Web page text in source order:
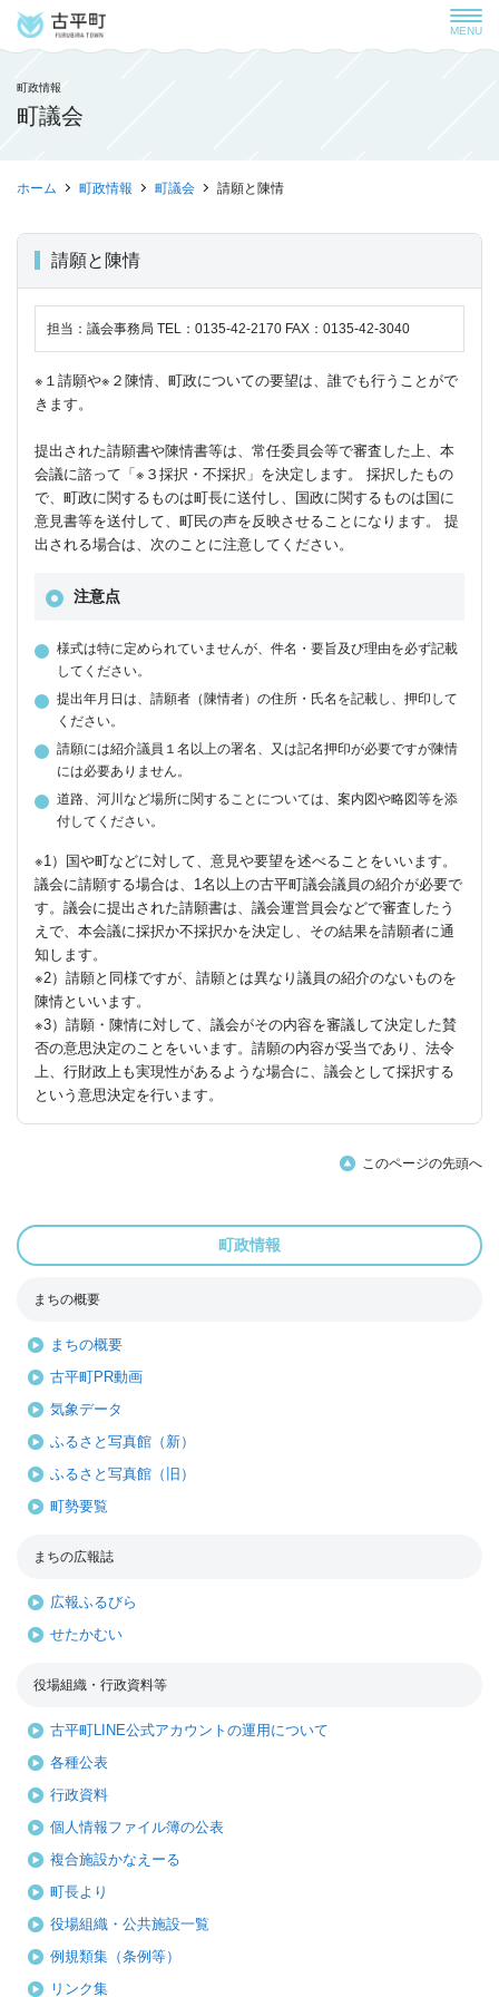
MENU
町政情報
町議会
ホーム 町政情報 町議会 請願と陳情
請願と陳情
担当：議会事務局 TEL：0135-42-2170 FAX：0135-42-3040
※１請願や※２陳情、町政についての要望は、誰でも行うことがで
きます。
提出された請願書や陳情書等は、常任委員会等で審査した上、本
会議に諮って「※３採択・不採択」を決定します。 採択したもの
で、町政に関するものは町長に送付し、国政に関するものは国に
意見書等を送付して、町民の声を反映させることになります。 提
出される場合は、次のことに注意してください。
注意点
様式は特に定められていませんが、件名・要旨及び理由を必ず記載
してください。
提出年月日は、請願者（陳情者）の住所・氏名を記載し、押印して
ください。
請願には紹介議員１名以上の署名、又は記名押印が必要ですが陳情
には必要ありません。
道路、河川など場所に関することについては、案内図や略図等を添
付してください。
※1）国や町などに対して、意見や要望を述べることをいいます。
議会に請願する場合は、1名以上の古平町議会議員の紹介が必要で
す。議会に提出された請願書は、議会運営員会などで審査したう
えで、本会議に採択か不採択かを決定し、その結果を請願者に通
知します。
※2）請願と同様ですが、請願とは異なり議員の紹介のないものを
陳情といいます。
※3）請願・陳情に対して、議会がその内容を審議して決定した賛
否の意思決定のことをいいます。請願の内容が妥当であり、法令
上、行財政上も実現性があるような場合に、議会として採択する
という意思決定を行います。
このページの先頭へ
町政情報
まちの概要
まちの概要
古平町PR動画
気象データ
ふるさと写真館（新）
ふるさと写真館（旧）
町勢要覧
まちの広報誌
広報ふるびら
せたかむい
役場組織・行政資料等
古平町LINE公式アカウントの運用について
各種公表
行政資料
個人情報ファイル簿の公表
複合施設かなえーる
町長より
役場組織・公共施設一覧
例規類集（条例等）
リンク集